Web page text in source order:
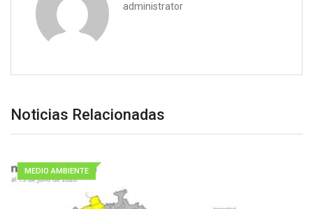
administrator
Noticias Relacionadas
MEDIO AMBIENTE